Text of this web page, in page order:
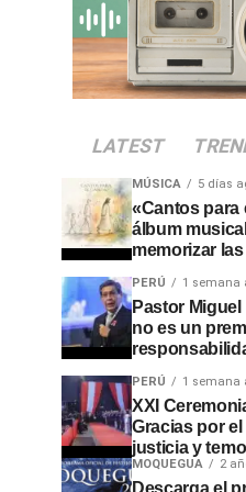
LATEST
MÚSICA 5 días
«Cantos para
álbum
memorizar
PERÚ 1 semana
Pastor
no es un
PERÚ 1 semana
XXI
Gracias por
justicia y
MOQUEGUA 2
Descarga el